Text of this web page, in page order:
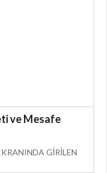
ve Mesafe
GIRILEN